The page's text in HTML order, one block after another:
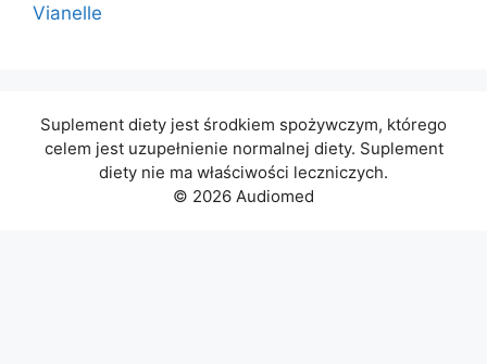
Vianelle
Suplement diety jest środkiem spożywczym, którego
celem jest uzupełnienie normalnej diety. Suplement
diety nie ma właściwości leczniczych.
© 2026 Audiomed